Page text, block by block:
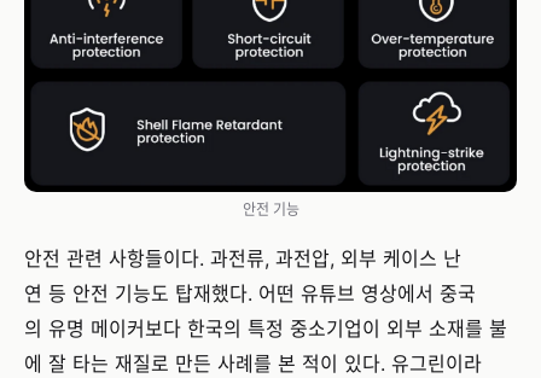
안전 기능
안전 관련 사항들이다. 과전류, 과전압, 외부 케이스 난
연 등 안전 기능도 탑재했다. 어떤 유튜브 영상에서 중국
의 유명 메이커보다 한국의 특정 중소기업이 외부 소재를 불
에 잘 타는 재질로 만든 사례를 본 적이 있다. 유그린이라